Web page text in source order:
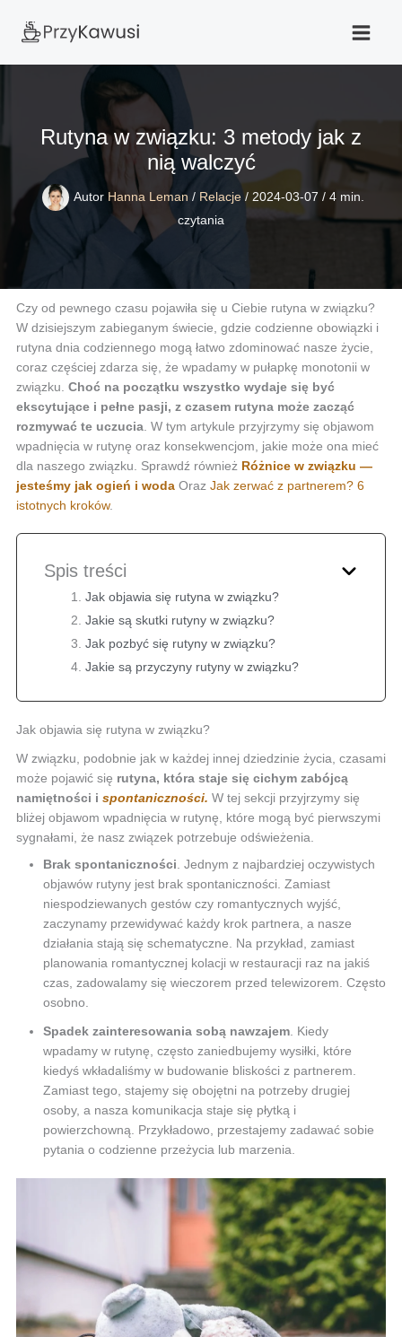
Rutyna w związku: 3 metody jak z
nią walczyć
Autor Hanna Leman / Relacje / 2024-03-07 / 4 min.
czytania
Czy od pewnego czasu pojawiła się u Ciebie rutyna w związku?
W dzisiejszym zabieganym świecie, gdzie codzienne obowiązki i
rutyna dnia codziennego mogą łatwo zdominować nasze życie,
coraz częściej zdarza się, że wpadamy w pułapkę monotonii w
związku. Choć na początku wszystko wydaje się być
ekscytujące i pełne pasji, z czasem rutyna może zacząć
rozmywać te uczucia. W tym artykule przyjrzymy się objawom
wpadnięcia w rutynę oraz konsekwencjom, jakie może ona mieć
dla naszego związku. Sprawdź również Różnice w związku —
jesteśmy jak ogień i wodaOraz Jak zerwać z partnerem? 6
istotnych kroków.
Spis treści
Jak objawia się rutyna w związku?
Jakie są skutki rutyny w związku?
Jak pozbyć się rutyny w związku?
Jakie są przyczyny rutyny w związku?
Jak objawia się rutyna w związku?
W związku, podobnie jak w każdej innej dziedzinie życia, czasami
może pojawić się rutyna, która staje się cichym zabójcą
namiętności i spontaniczności. W tej sekcji przyjrzymy się
bliżej objawom wpadnięcia w rutynę, które mogą być pierwszymi
sygnałami, że nasz związek potrzebuje odświeżenia.
Brak spontaniczności. Jednym z najbardziej oczywistych
objawów rutyny jest brak spontaniczności. Zamiast
niespodziewanych gestów czy romantycznych wyjść,
zaczynamy przewidywać każdy krok partnera, a nasze
działania stają się schematyczne. Na przykład, zamiast
planowania romantycznej kolacji w restauracji raz na jakiś
czas, zadowalamy się wieczorem przed telewizorem. Często
osobno.
Spadek zainteresowania sobą nawzajem. Kiedy
wpadamy w rutynę, często zaniedbujemy wysiłki, które
kiedyś wkładaliśmy w budowanie bliskości z partnerem.
Zamiast tego, stajemy się obojętni na potrzeby drugiej
osoby, a nasza komunikacja staje się płytką i
powierzchowną. Przykładowo, przestajemy zadawać sobie
pytania o codzienne przeżycia lub marzenia.